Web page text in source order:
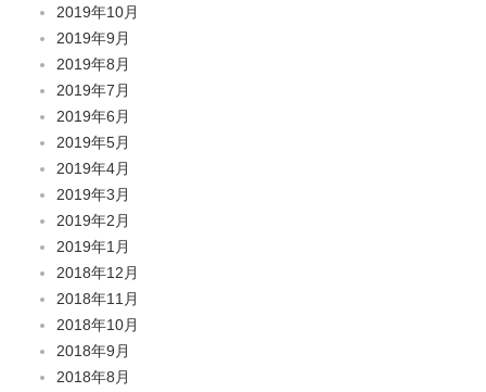
2019年10月
2019年9月
2019年8月
2019年7月
2019年6月
2019年5月
2019年4月
2019年3月
2019年2月
2019年1月
2018年12月
2018年11月
2018年10月
2018年9月
2018年8月